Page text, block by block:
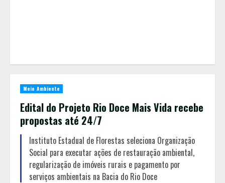
Meio Ambiente
Edital do Projeto Rio Doce Mais Vida recebe
propostas até 24/7
Instituto Estadual de Florestas seleciona Organização
Social para executar ações de restauração ambiental,
regularização de imóveis rurais e pagamento por
serviços ambientais na Bacia do Rio Doce